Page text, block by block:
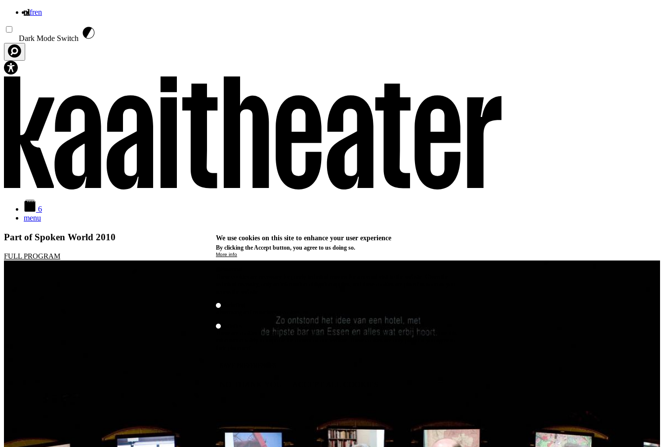
nlfren
Dark Mode Switch
6
menu
Part of Spoken World 2010
FULL PROGRAM
We use cookies on this site to enhance your user experience
By clicking the Accept button, you agree to us doing so.
More info
These are cookies that enable us to know how many times a given page has been consulted. We use this